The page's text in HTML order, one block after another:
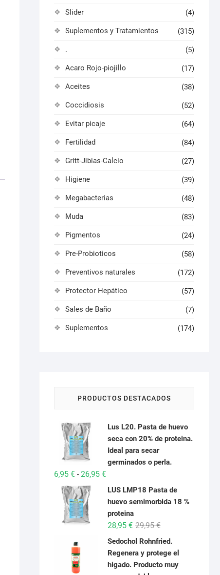
Slider (4)
Suplementos y Tratamientos (315)
. (5)
Acaro Rojo-piojillo (17)
Aceites (38)
Coccidiosis (52)
Evitar picaje (64)
Fertilidad (84)
Gritt-Jibias-Calcio (27)
Higiene (39)
Megabacterias (48)
Muda (83)
Pigmentos (24)
Pre-Probioticos (58)
Preventivos naturales (172)
Protector Hepático (57)
Sales de Baño (7)
Suplementos (174)
PRODUCTOS DESTACADOS
Lus L20. Pasta de huevo
seca con 20% de proteina.
Ideal para secar
germinados o perla.
6,95 € - 26,95 €Rango
de
precios:
desde
6,95 €
hasta
26,95 €
LUS LMP18 Pasta de
huevo semimorbida 18 %
proteina
29,95€El
precio
original
era:
29,95 €.
28,95 €
El
precio
actual
es:
28,95 €.
Sedochol Rohnfried.
Regenera y protege el
higado. Producto muy